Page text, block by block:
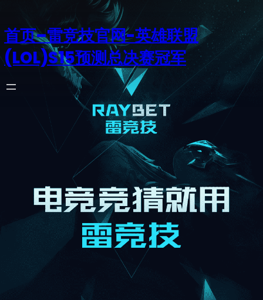
首页–雷竞技官网-英雄联盟
(LOL)S15预测总决赛冠军